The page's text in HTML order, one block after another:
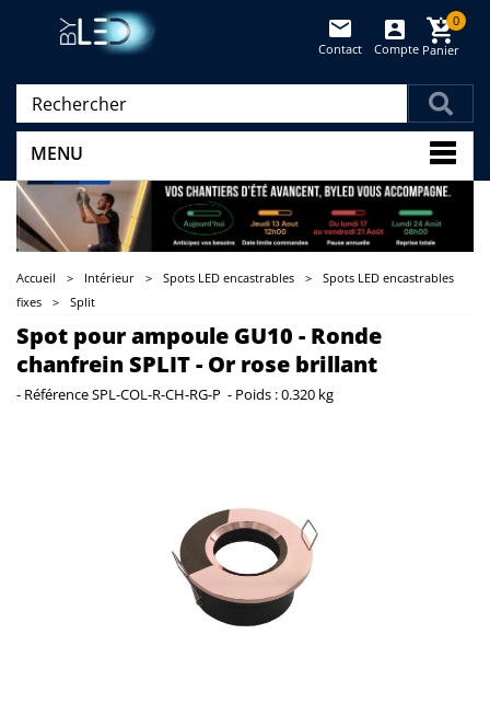
Panier
0
Compte
Contact
MENU
Accueil > Intérieur > Spots LED encastrables >
Spots LED encastrables
fixes
> Split
Spot pour ampoule GU10 - Ronde
chanfrein SPLIT - Or rose brillant
- RéférenceSPL-COL-R-CH-RG-P - Poids :0.320 kg